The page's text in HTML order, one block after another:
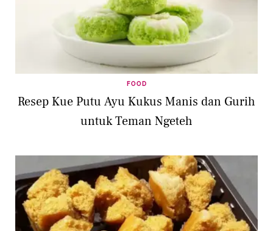
FOOD
Resep Kue Putu Ayu Kukus Manis dan Gurih
untuk Teman Ngeteh